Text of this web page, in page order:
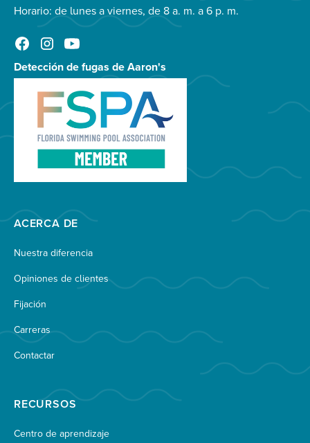
Horario: de lunes a viernes, de 8 a. m. a 6 p. m.
Detección de fugas de Aaron's
ACERCA DE
Nuestra diferencia
Opiniones de clientes
Fijación
Carreras
Contactar
RECURSOS
Centro de aprendizaje